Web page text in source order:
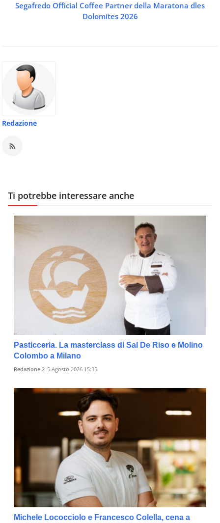
Segafredo Official Coffee Partner della Maratona dles
Dolomites 2026
Redazione
Ti potrebbe interessare anche
Pasticceria. La masterclass di Sal De Riso e Molino
Colombo a Milano
Redazione 2 5 Agosto 2026 15:35
Michele Lococciolo e Francesco Colella, cena a